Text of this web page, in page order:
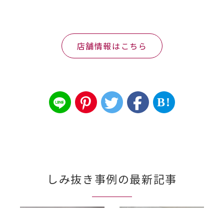
店舗情報はこちら
B!
しみ抜き事例の最新記事